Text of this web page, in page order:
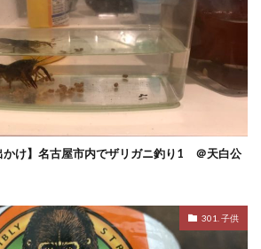
かけ】名古屋市内でザリガニ釣り1 ＠天白公
301. 子供